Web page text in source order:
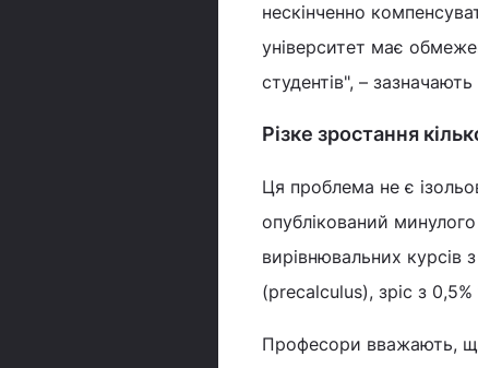
нескінченно
університет має
студентів", –
Різке зростання
Ця проблема не є
опублікований
вирівнювальних
(precalculus), зріс з
Професори вважають, що